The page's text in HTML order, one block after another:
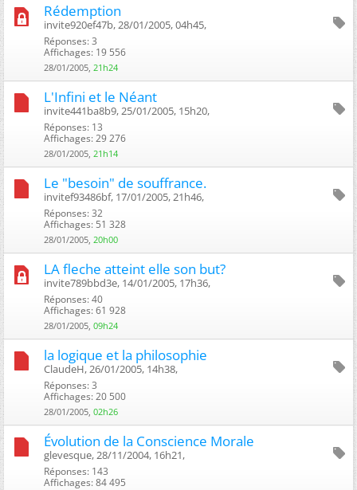
Rédemption
invite920ef47b, 28/01/2005, 04h45, ‎
Réponses: 3
Affichages: 19 556
28/01/2005, 21h24
L'Infini et le Néant
invite441ba8b9, 25/01/2005, 15h20, ‎
Réponses: 13
Affichages: 29 276
28/01/2005, 21h14
Le "besoin" de souffrance.
invitef93486bf, 17/01/2005, 21h46, ‎
Réponses: 32
Affichages: 51 328
28/01/2005, 20h00
LA fleche atteint elle son but?
invite789bbd3e, 14/01/2005, 17h36, ‎
Réponses: 40
Affichages: 61 928
28/01/2005, 09h24
la logique et la philosophie
ClaudeH, 26/01/2005, 14h38, ‎
Réponses: 3
Affichages: 20 500
28/01/2005, 02h26
Évolution de la Conscience Morale
glevesque, 28/11/2004, 16h21, ‎
Réponses: 143
Affichages: 84 495